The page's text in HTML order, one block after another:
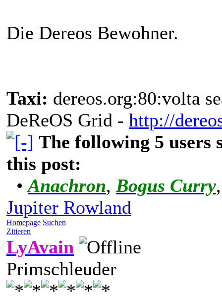
Die Dereos Bewohner.
Taxi: dereos.org:80:volta
DeReOS Grid - http://
The following 5 users
this post:
•Anachron, Bogus Curry
Jupiter Rowland
Homepage Suchen
Zitieren
LyAvain
Primschleuder